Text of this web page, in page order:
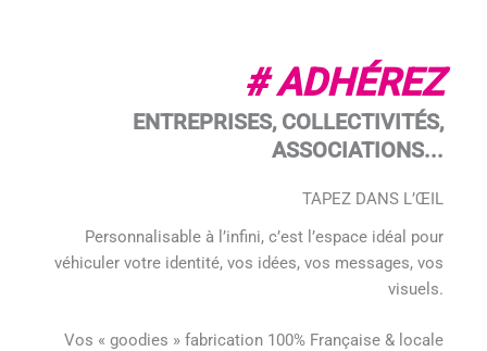
# ADHÉREZ
ENTREPRISES, COLLECTIVITÉS,
ASSOCIATIONS...
TAPEZ DANS L’ŒIL
Personnalisable à l’infini, c’est l’espace idéal pour
véhiculer votre identité, vos idées, vos messages, vos
visuels.
Vos « goodies » fabrication 100% Française & locale